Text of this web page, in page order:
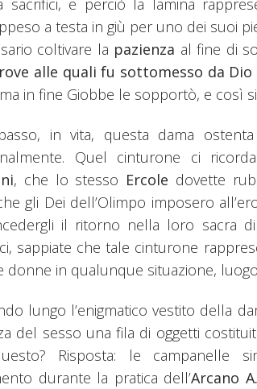
sacrifici, e perciò la lamina
a testa in giù per uno dei suoi
coltivare la pazienza al fine di
alle quali fu sottomesso da
in fine Giobbe le sopportò, e così
in vita, questa dama
Quel cinturone ci
, che lo stesso Ercole dovette
gli Dei dell’Olimpo imposero
il ritorno nella loro sacra
sappiate che tale cinturone
donne in qualunque situazione,
lungo l’enigmatico vestito della
del sesso una fila di oggetti
Risposta: le campanelle
durante la pratica dell’Arcano